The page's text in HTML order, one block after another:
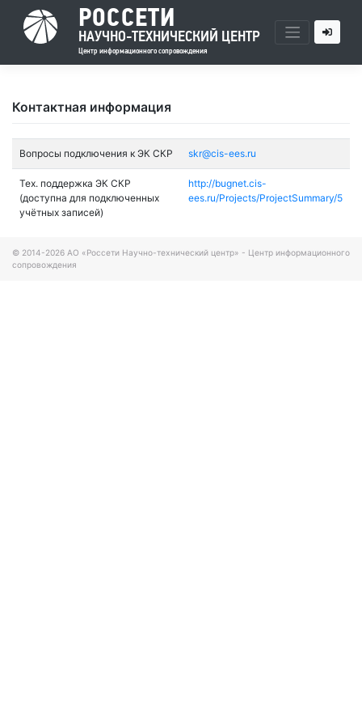
content
РОССЕТИ
НАУЧНО-ТЕХНИЧЕСКИЙ ЦЕНТР
Центр информационного сопровождения
Контактная информация
Вопросы подключения к ЭК СКР skr@cis-ees.ru
Тех. поддержка ЭК СКР
(доступна для подключенных
учётных записей)
http://bugnet.cis-
ees.ru/Projects/ProjectSummary/5
© 2014-2026 АО «Россети Научно-технический центр» - Центр информационного
сопровождения